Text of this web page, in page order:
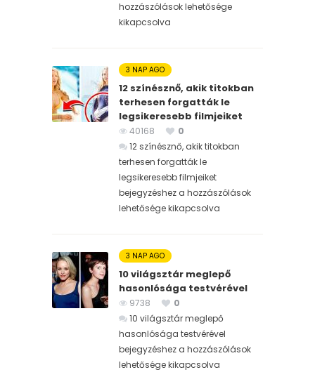
hozzászólások lehetősége
kikapcsolva
3 NAP AGO
12 színésznő, akik titokban
terhesen forgatták le
legsikeresebb filmjeiket
40168
0
12 színésznő, akik titokban
terhesen forgatták le
legsikeresebb filmjeiket
bejegyzéshez a hozzászólások
lehetősége kikapcsolva
3 NAP AGO
10 világsztár meglepő
hasonlósága testvérével
9738
0
10 világsztár meglepő
hasonlósága testvérével
bejegyzéshez a hozzászólások
lehetősége kikapcsolva